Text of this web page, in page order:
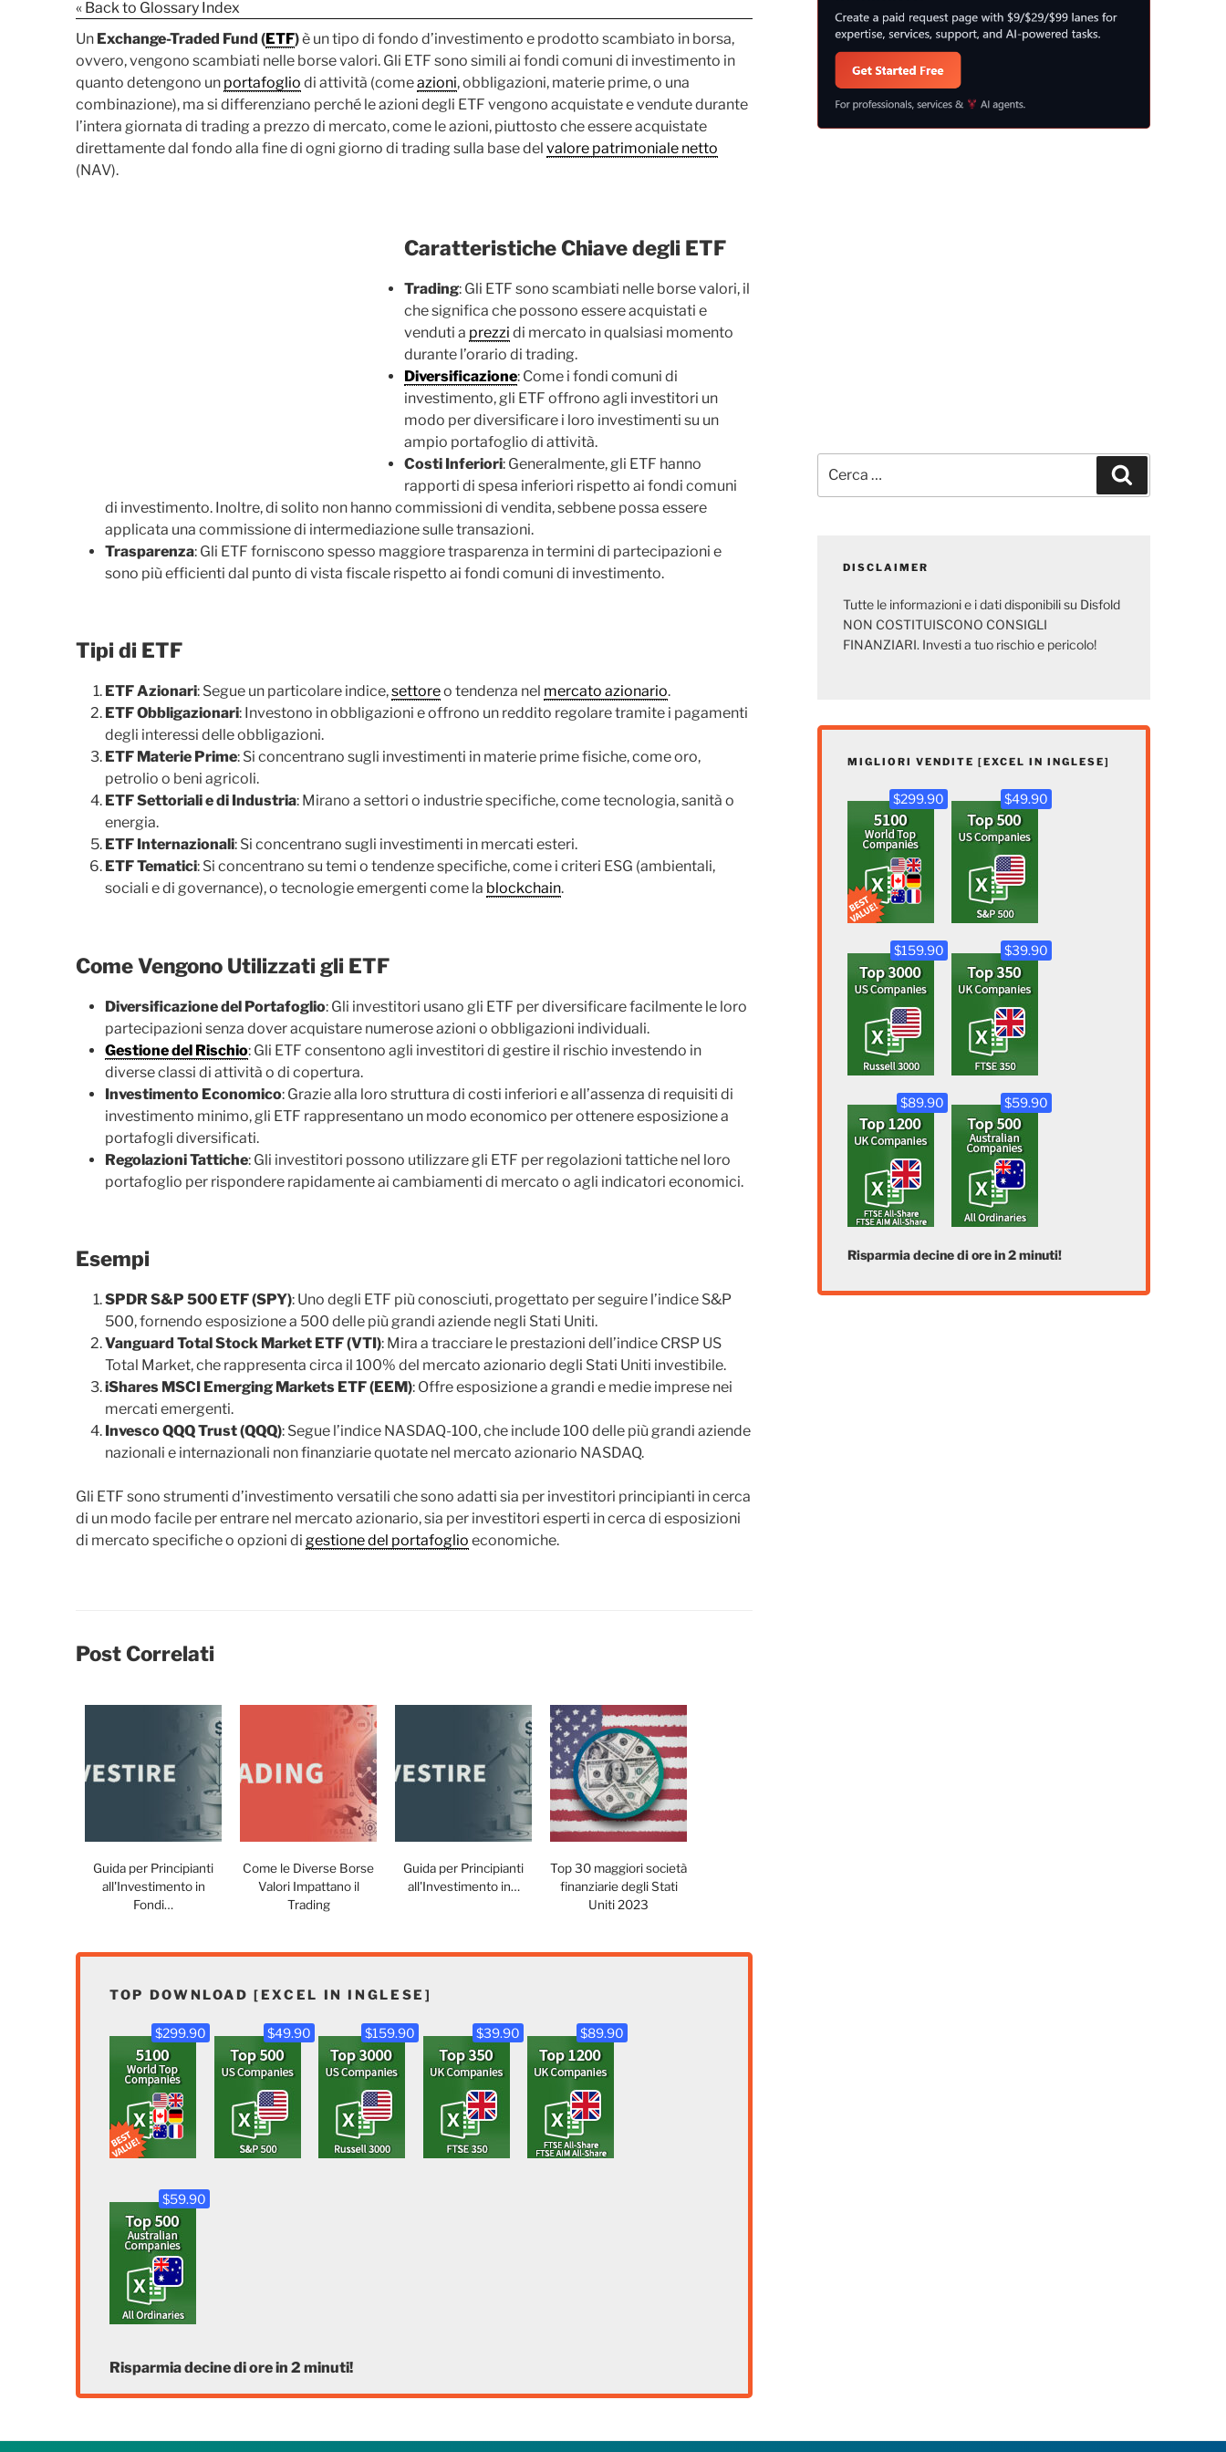
« Back to Glossary Index
Un Exchange-Traded Fund (ETF)è un tipo di fondo d’investimento e prodotto scambiato in borsa,
ovvero, vengono scambiati nelle borse valori. Gli ETF sono simili ai fondi comuni di investimento in
quanto detengono un portafoglio di attività (comeazioni, obbligazioni, materie prime, o una
combinazione), ma si differenziano perché le azioni degli ETF vengono acquistate e vendute durante
l’intera giornata di trading a prezzo di mercato, come le azioni, piuttosto che essere acquistate
direttamente dal fondo alla fine di ogni giorno di trading sulla base delvalore patrimoniale netto
(NAV).
Caratteristiche Chiave degli ETF
Trading: Gli ETF sono scambiati nelle borse valori, il
che significa che possono essere acquistati e
venduti a prezzi di mercato in qualsiasi momento
durante l’orario di trading.
Diversificazione: Come i fondi comuni di
investimento, gli ETF offrono agli investitori un
modo per diversificare i loro investimenti su un
ampio portafoglio di attività.
Costi Inferiori: Generalmente, gli ETF hanno
rapporti di spesa inferiori rispetto ai fondi comuni
di investimento. Inoltre, di solito non hanno commissioni di vendita, sebbene possa essere
applicata una commissione di intermediazione sulle transazioni.
Trasparenza: Gli ETF forniscono spesso maggiore trasparenza in termini di partecipazioni e
sono più efficienti dal punto di vista fiscale rispetto ai fondi comuni di investimento.
Tipi di ETF
ETF Azionari: Segue un particolare indice,settoreo tendenza nel mercato azionario.
ETF Obbligazionari: Investono in obbligazioni e offrono un reddito regolare tramite i pagamenti
degli interessi delle obbligazioni.
ETF Materie Prime: Si concentrano sugli investimenti in materie prime fisiche, come oro,
petrolio o beni agricoli.
ETF Settoriali e di Industria: Mirano a settori o industrie specifiche, come tecnologia, sanità o
energia.
ETF Internazionali: Si concentrano sugli investimenti in mercati esteri.
ETF Tematici: Si concentrano su temi o tendenze specifiche, come i criteri ESG (ambientali,
sociali e di governance), o tecnologie emergenti come la blockchain.
Come Vengono Utilizzati gli ETF
Diversificazione del Portafoglio: Gli investitori usano gli ETF per diversificare facilmente le loro
partecipazioni senza dover acquistare numerose azioni o obbligazioni individuali.
Gestione del Rischio: Gli ETF consentono agli investitori di gestire il rischio investendo in
diverse classi di attività o di copertura.
Investimento Economico: Grazie alla loro struttura di costi inferiori e all’assenza di requisiti di
investimento minimo, gli ETF rappresentano un modo economico per ottenere esposizione a
portafogli diversificati.
Regolazioni Tattiche: Gli investitori possono utilizzare gli ETF per regolazioni tattiche nel loro
portafoglio per rispondere rapidamente ai cambiamenti di mercato o agli indicatori economici.
Esempi
SPDR S&P 500 ETF (SPY): Uno degli ETF più conosciuti, progettato per seguire l’indice S&P
500, fornendo esposizione a 500 delle più grandi aziende negli Stati Uniti.
Vanguard Total Stock Market ETF (VTI): Mira a tracciare le prestazioni dell’indice CRSP US
Total Market, che rappresenta circa il 100% del mercato azionario degli Stati Uniti investibile.
iShares MSCI Emerging Markets ETF (EEM): Offre esposizione a grandi e medie imprese nei
mercati emergenti.
Invesco QQQ Trust (QQQ): Segue l’indice NASDAQ-100, che include 100 delle più grandi aziende
nazionali e internazionali non finanziarie quotate nel mercato azionario NASDAQ.
Gli ETF sono strumenti d’investimento versatili che sono adatti sia per investitori principianti in cerca
di un modo facile per entrare nel mercato azionario, sia per investitori esperti in cerca di esposizioni
di mercato specifiche o opzioni digestione del portafoglio economiche.
Post Correlati
Guida per Principianti
all'Investimento in
Fondi…
Come le Diverse Borse
Valori Impattano il
Trading
Guida per Principianti
all'Investimento in…
Top 30 maggiori società
finanziarie degli Stati
Uniti 2023
TOP DOWNLOAD [EXCEL IN INGLESE]
$299.90 $49.90 $159.90 $39.90 $89.90
$59.90
Risparmia decine di ore in 2 minuti!
DISCLAIMER
Tutte le informazioni e i dati disponibili su Disfold
NON COSTITUISCONO CONSIGLI
FINANZIARI. Investi a tuo rischio e pericolo!
MIGLIORI VENDITE [EXCEL IN INGLESE]
$299.90 $49.90
$159.90 $39.90
$89.90 $59.90
Risparmia decine di ore in 2 minuti!